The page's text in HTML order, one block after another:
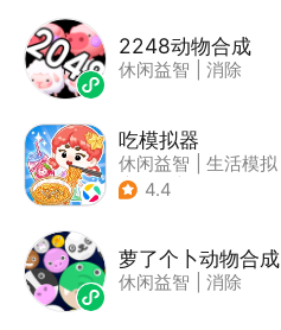
2248动物合成
休闲益智 消除
吃模拟器
休闲益智
生活模拟
| 美食
4.4
萝了个卜动物合成
休闲益智 消除